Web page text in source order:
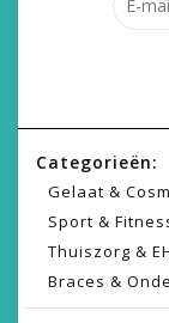
Categorieën:
Gelaat &
Sport &
Thuiszorg &
Braces &